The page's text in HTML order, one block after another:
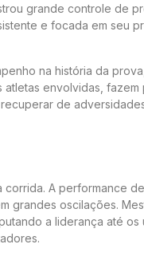
grande controle de
e focada em seu
na história da
atletas envolvidas, fazem
de
A performance
oscilações.
a liderança até os